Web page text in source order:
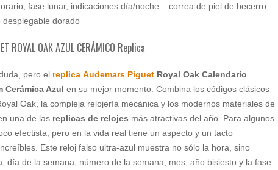
fase lunar, indicaciones día/noche – correa de piel de becerro
desplegable dorado
ROYAL OAK AZUL CERÁMICO Replica
pero el replica Audemars Piguet Royal Oak Calendario
Cerámica Azul en su mejor momento. Combina los códigos clásicos
Oak, la compleja relojería mecánica y los modernos materiales de
una de las replicas de relojes más atractivas del año. Para algunos
efectista, pero en la vida real tiene un aspecto y un tacto
Este reloj falso ultra-azul muestra no sólo la hora, sino
día de la semana, número de la semana, mes, año bisiesto y la fase